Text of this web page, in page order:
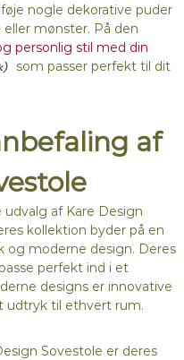
nogle dekorative puder
mønster. På den
personlig stil med din
som passer perfekt til dit
af
af Kare Design
kollektion byder på en
og moderne design. Deres
perfekt ind i et
designs er innovative
udtryk til ethvert rum.
Sovestole er deres